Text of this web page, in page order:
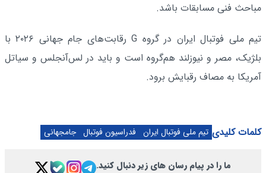
مباحث فنی مسابقات باشد.
تیم ملی فوتبال ایران در گروه G رقابت‌های جام جهانی ۲۰۲۶ با
بلژیک، مصر و نیوزلند هم‌گروه است و باید در لس‌آنجلس و سیاتل
آمریکا به مصاف رقبایش برود.
کلمات کلیدی تیم ملی فوتبال ایران فدراسیون فوتبال جامجهانی
ما را در پیام رسان های زیر دنبال کنید.